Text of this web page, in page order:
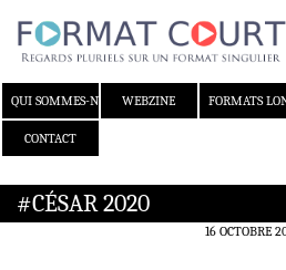
QUI SOMMES-NOUS ?WEBZINE FORMATS
CONTACT
#CÉSAR 2020
16 OCTOBRE